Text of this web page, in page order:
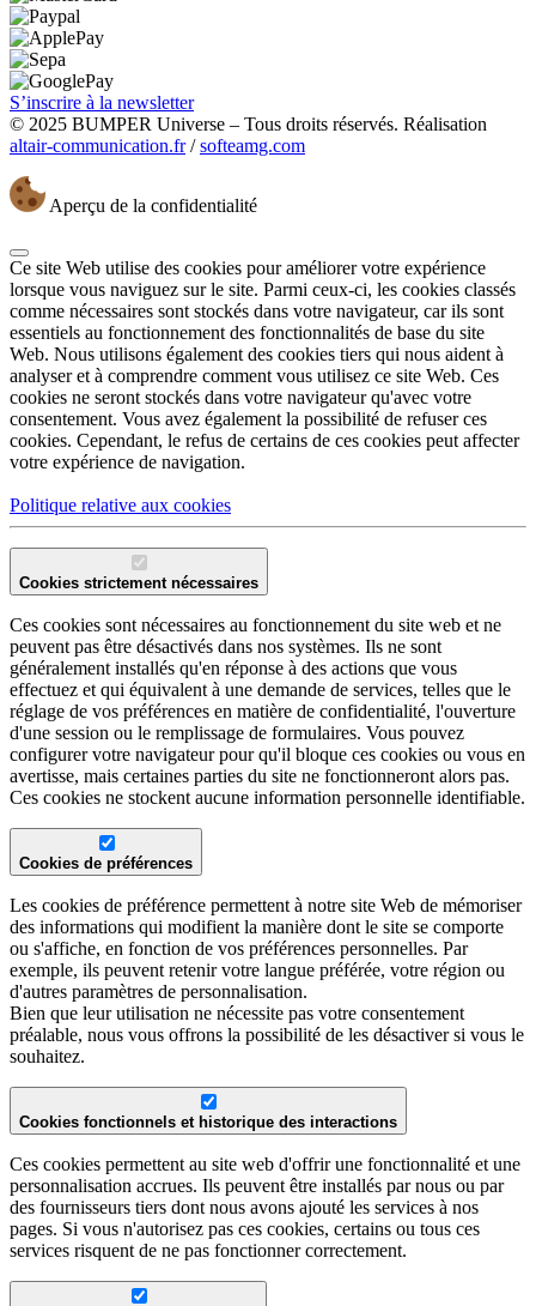
S’inscrire à la newsletter
© 2025 BUMPER Universe – Tous droits réservés. Réalisation
altair-communication.fr/softeamg.com
Aperçu de la confidentialité
Ce site Web utilise des cookies pour améliorer votre expérience
lorsque vous naviguez sur le site. Parmi ceux-ci, les cookies classés
comme nécessaires sont stockés dans votre navigateur, car ils sont
essentiels au fonctionnement des fonctionnalités de base du site
Web. Nous utilisons également des cookies tiers qui nous aident à
analyser et à comprendre comment vous utilisez ce site Web. Ces
cookies ne seront stockés dans votre navigateur qu'avec votre
consentement. Vous avez également la possibilité de refuser ces
cookies. Cependant, le refus de certains de ces cookies peut affecter
votre expérience de navigation.
Politique relative aux cookies
Cookies strictement nécessaires
Ces cookies sont nécessaires au fonctionnement du site web et ne
peuvent pas être désactivés dans nos systèmes. Ils ne sont
généralement installés qu'en réponse à des actions que vous
effectuez et qui équivalent à une demande de services, telles que le
réglage de vos préférences en matière de confidentialité, l'ouverture
d'une session ou le remplissage de formulaires. Vous pouvez
configurer votre navigateur pour qu'il bloque ces cookies ou vous en
avertisse, mais certaines parties du site ne fonctionneront alors pas.
Ces cookies ne stockent aucune information personnelle identifiable.
Cookies de préférences
Les cookies de préférence permettent à notre site Web de mémoriser
des informations qui modifient la manière dont le site se comporte
ou s'affiche, en fonction de vos préférences personnelles. Par
exemple, ils peuvent retenir votre langue préférée, votre région ou
d'autres paramètres de personnalisation.
Bien que leur utilisation ne nécessite pas votre consentement
préalable, nous vous offrons la possibilité de les désactiver si vous le
souhaitez.
Cookies fonctionnels et historique des interactions
Ces cookies permettent au site web d'offrir une fonctionnalité et une
personnalisation accrues. Ils peuvent être installés par nous ou par
des fournisseurs tiers dont nous avons ajouté les services à nos
pages. Si vous n'autorisez pas ces cookies, certains ou tous ces
services risquent de ne pas fonctionner correctement.